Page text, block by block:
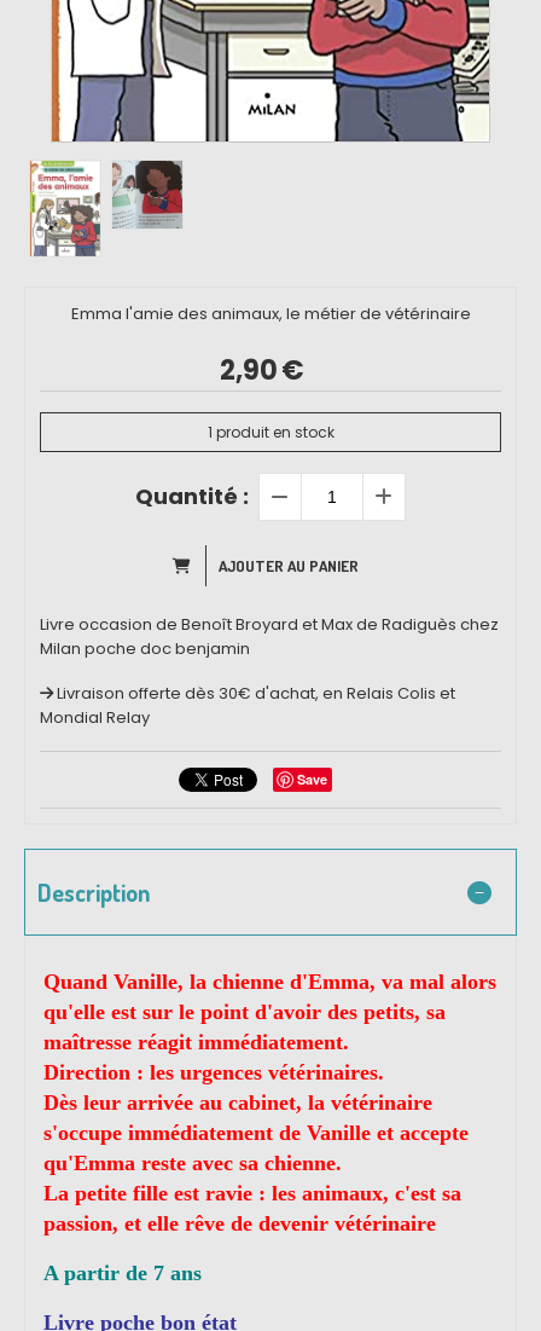
Emma l'amie des animaux, le métier de vétérinaire
2,90€
1 produit en stock
Quantité :
AJOUTER AU PANIER
Livre occasion de Benoît Broyard et Max de Radiguès chez
Milan poche doc benjamin
Livraison offerte dès 30€ d'achat, en Relais Colis et
Mondial Relay
Save
Description
Quand Vanille, la chienne d'Emma, va mal alors
qu'elle est sur le point d'avoir des petits, sa
maîtresse réagit immédiatement.
Direction : les urgences vétérinaires.
Dès leur arrivée au cabinet, la vétérinaire
s'occupe immédiatement de Vanille et accepte
qu'Emma reste avec sa chienne.
La petite fille est ravie : les animaux, c'est sa
passion, et elle rêve de devenir vétérinaire
A partir de 7 ans
Livre poche bon état